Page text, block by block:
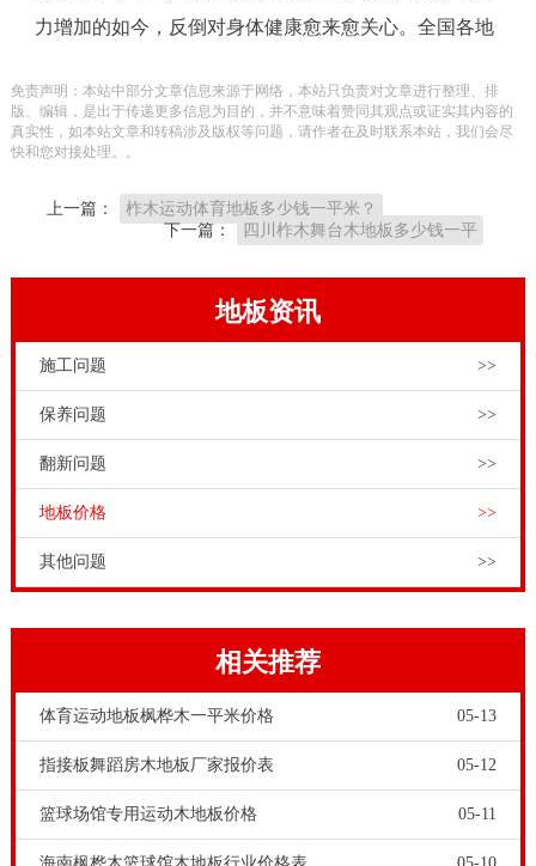
力增加的如今，反倒对身体健康愈来愈关心。全国各地
民健身运动更为。现阶段在我国体育事业造成的经济收
益仍达不上人民国民生产总值的1%，占有率十分小，这
运动场馆怎样防潮？运动场馆工程项目商和招标方有一
馆和健身运动场地假如哪**悲剧拥有水难，听一听品牌
厂家针对体育文化木地板的日常保养开展特定，也是体
育文化木地板公司的售后维修服务內容之一。。体育馆
馆工程商和甲方要注意核算损耗。要知道，实木材料有
一个特点，就是热胀冷缩，而且由于体育场馆铺装环境
不是多么地规矩，对于四周边角，以及体育设备的周边
免责声明：本站中部分文章信息来源于网络，本站只负责对文章进行整理、排
版、编辑，是出于传递更多信息为目的，并不意味着赞同其观点或证实其内容的
真实性，如本站文章和转稿涉及版权等问题，请作者在及时联系本站，我们会尽
快和您对接处理。。
上一篇：
柞木运动体育地板多少钱一平米？
下一篇：
四川柞木舞台木地板多少钱一平
地板资讯
施工问题 >>
保养问题 >>
翻新问题 >>
地板价格 >>
其他问题 >>
相关推荐
体育运动地板枫桦木一平米价格 05-13
指接板舞蹈房木地板厂家报价表 05-12
篮球场馆专用运动木地板价格 05-11